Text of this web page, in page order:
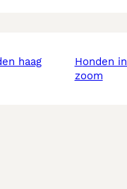
haag
honden in bergen op
zoom